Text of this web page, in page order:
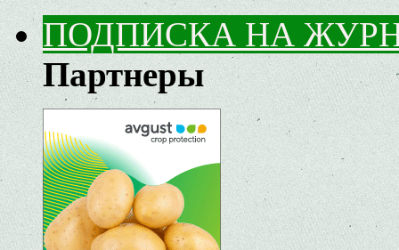
ПОДПИСКА НА
Партнеры